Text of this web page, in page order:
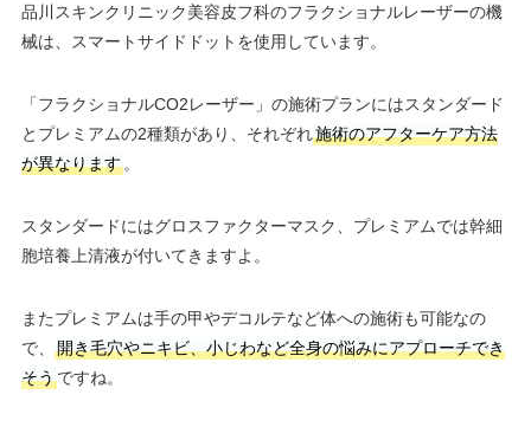
品川スキンクリニック美容皮フ科のフラクショナルレーザーの機
械は、スマートサイドドットを使用しています。
「フラクショナルCO2レーザー」の施術プランにはスタンダード
とプレミアムの2種類があり、それぞれ施術のアフターケア方法
が異なります。
スタンダードにはグロスファクターマスク、プレミアムでは幹細
胞培養上清液が付いてきますよ。
またプレミアムは手の甲やデコルテなど体への施術も可能なの
で、
開き毛穴やニキビ、小じわなど全身の悩みにアプローチでき
そうですね。